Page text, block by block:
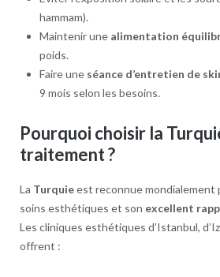
hammam).
Maintenir une alimentation
poids.
Faire une séance d’entretien de
9 mois selon les besoins.
Pourquoi choisir la
traitement ?
La Turquieest reconnue mondialement
soins esthétiques et son excellent
Les cliniques esthétiques d’Istanbul,
offrent :